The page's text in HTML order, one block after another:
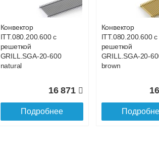
GRILL.SGWL-16-
27 026
Подробнее
GRILL.SGWL-16-
Конвектор
ITT.080.200.600 с
решеткой
GRILL.SGA-20-600
natural
16 871
Подробнее
Конвектор
ITT.080.200.600 с
решеткой
GRILL.SGA-20-
brown